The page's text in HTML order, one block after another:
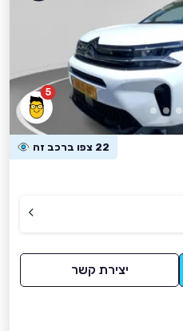
5
22 צפו ברכב זה
יצירת קשר